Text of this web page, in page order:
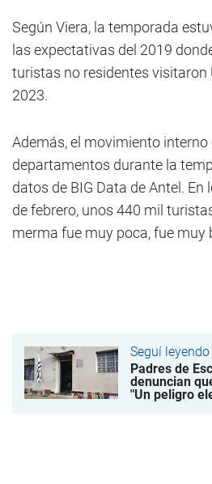
Según Viera, la temporada
las expectativas del 2019
turistas no residentes visitaron
2023.
Además, el movimiento interno
departamentos durante la
datos de BIG Data de Antel. En
de febrero, unos 440 mil
merma fue muy poca, fue muy
Seguí leyendo
Padres de
denuncian
"Un peligro